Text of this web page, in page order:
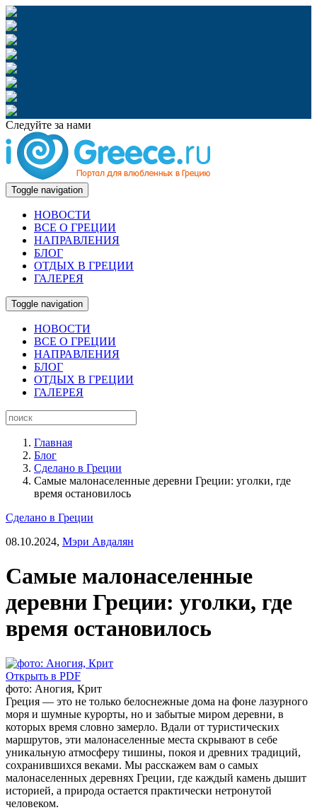
Следуйте за нами
Toggle navigation
НОВОСТИ
ВСЕ О ГРЕЦИИ
НАПРАВЛЕНИЯ
БЛОГ
ОТДЫХ В ГРЕЦИИ
ГАЛЕРЕЯ
Toggle navigation
НОВОСТИ
ВСЕ О ГРЕЦИИ
НАПРАВЛЕНИЯ
БЛОГ
ОТДЫХ В ГРЕЦИИ
ГАЛЕРЕЯ
Главная
Блог
Сделано в Греции
Самые малонаселенные деревни Греции: уголки, где
время остановилось
Сделано в Греции
08.10.2024, Мэри Авдалян
Самые малонаселенные
деревни Греции: уголки, где
время остановилось
Открыть в PDF
фото: Аногия, Крит
Греция — это не только белоснежные дома на фоне лазурного
моря и шумные курорты, но и забытые миром деревни, в
которых время словно замерло. Вдали от туристических
маршрутов, эти малонаселенные места скрывают в себе
уникальную атмосферу тишины, покоя и древних традиций,
сохранившихся веками. Мы расскажем вам о самых
малонаселенных деревнях Греции, где каждый камень дышит
историей, а природа остается практически нетронутой
человеком.